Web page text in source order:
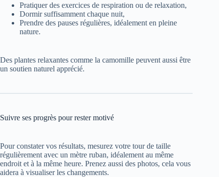
Pratiquer des exercices de respiration ou de relaxation,
Dormir suffisamment chaque nuit,
Prendre des pauses régulières, idéalement en pleine
nature.
Des plantes relaxantes comme la camomille peuvent aussi être
un soutien naturel apprécié.
Suivre ses progrès pour rester motivé
Pour constater vos résultats, mesurez votre tour de taille
régulièrement avec un mètre ruban, idéalement au même
endroit et à la même heure. Prenez aussi des photos, cela vous
aidera à visualiser les changements.